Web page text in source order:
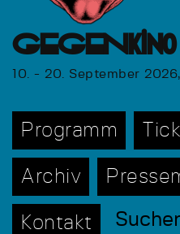
GEGENkino
10. - 20. September
Programm
Archiv
Kontakt